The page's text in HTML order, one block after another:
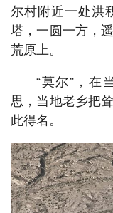
尔村附近一处洪
塔，一圆一方，
荒原上。
“莫尔”，在
思，当地老乡把
此得名。